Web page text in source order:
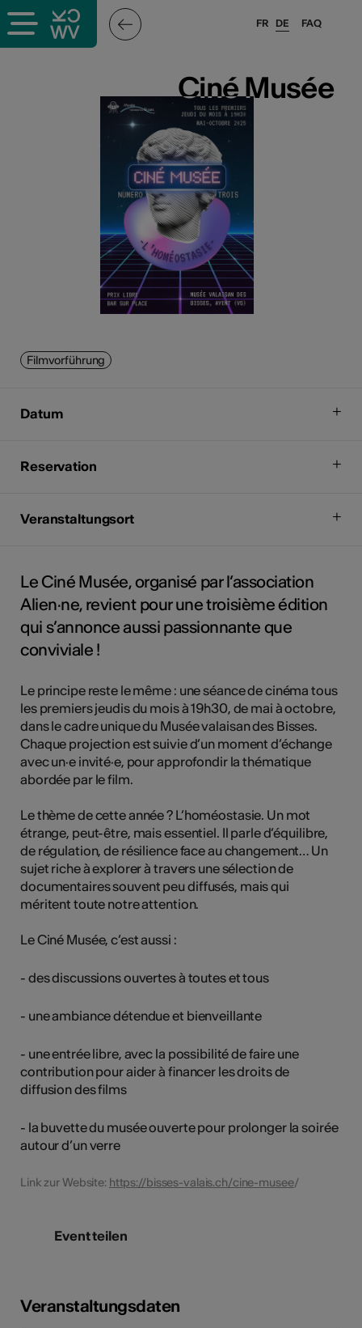
FAQ
FR DE
Ciné Musée
Ciné Musée
Filmvorführung
Datum
Reservation
Veranstaltungsort
Le Ciné Musée, organisé par l’association
Alien·ne, revient pour une troisième édition
qui s’annonce aussi passionnante que
conviviale !
Le principe reste le même : une séance de cinéma tous
les premiers jeudis du mois à 19h30, de mai à octobre,
dans le cadre unique du Musée valaisan des Bisses.
Chaque projection est suivie d’un moment d’échange
avec un·e invité·e, pour approfondir la thématique
abordée par le film.
Le thème de cette année ? L’homéostasie. Un mot
étrange, peut-être, mais essentiel. Il parle d’équilibre,
de régulation, de résilience face au changement… Un
sujet riche à explorer à travers une sélection de
documentaires souvent peu diffusés, mais qui
méritent toute notre attention.
Le Ciné Musée, c’est aussi :
- des discussions ouvertes à toutes et tous
- une ambiance détendue et bienveillante
- une entrée libre, avec la possibilité de faire une
contribution pour aider à financer les droits de
diffusion des films
- la buvette du musée ouverte pour prolonger la soirée
autour d’un verre
Link zur Website: https://bisses-valais.ch/cine-musee/
Event teilen
Veranstaltungsdaten